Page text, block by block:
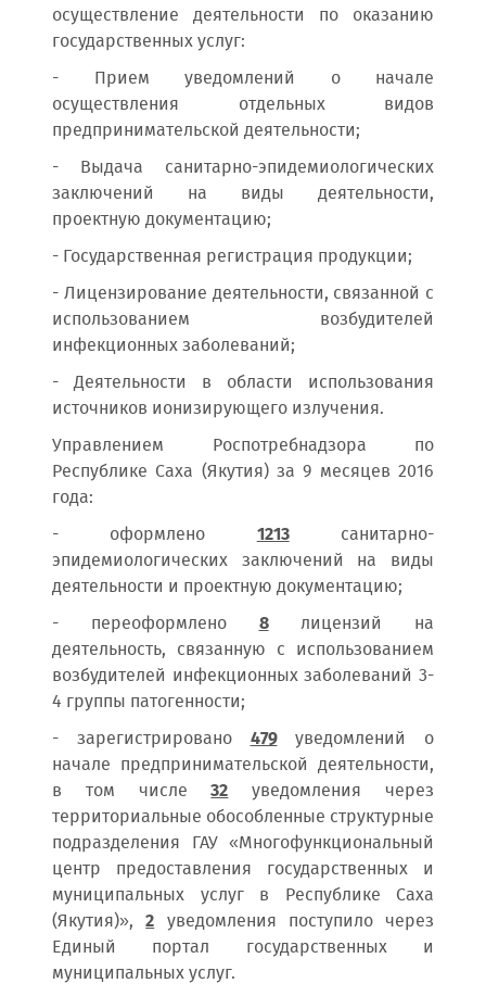
осуществление деятельности по оказанию
государственных услуг:
- Прием уведомлений о начале
осуществления отдельных видов
предпринимательской деятельности;
- Выдача санитарно-эпидемиологических
заключений на виды деятельности,
проектную документацию;
- Государственная регистрация продукции;
- Лицензирование деятельности, связанной с
использованием возбудителей
инфекционных заболеваний;
- Деятельности в области использования
источников ионизирующего излучения.
Управлением Роспотребнадзора по
Республике Саха (Якутия) за 9 месяцев 2016
года:
- оформлено1213санитарно-
эпидемиологических заключений на виды
деятельности и проектную документацию;
- переоформлено8лицензий на
деятельность, связанную с использованием
возбудителей инфекционных заболеваний 3-
4 группы патогенности;
- зарегистрировано479уведомлений о
начале предпринимательской деятельности,
в том числе32уведомления через
территориальные обособленные структурные
подразделения ГАУ «Многофункциональный
центр предоставления государственных и
муниципальных услуг в Республике Саха
(Якутия)»,2 уведомления поступило через
Единый портал государственных и
муниципальных услуг.